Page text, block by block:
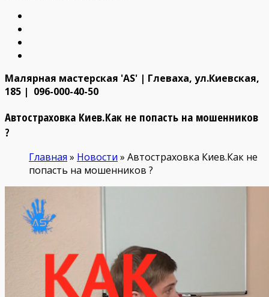
Малярная мастерская 'AS' | Глеваха, ул.Киевская,
185 | 096-000-40-50
Автостраховка Киев.Как не попасть на мошенников
?
Главная » Новости » Автостраховка Киев.Как не
попасть на мошенников ?